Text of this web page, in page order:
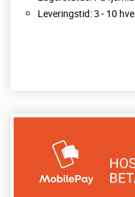
Leveringstid: 3 - 10